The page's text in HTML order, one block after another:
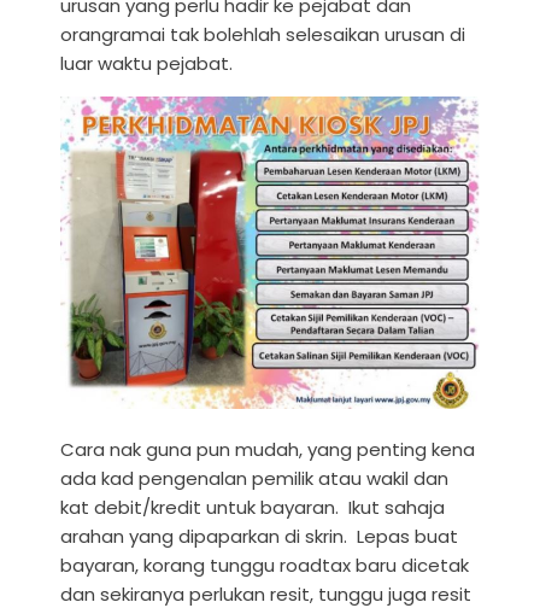
orangramai tak bolehlah selesaikan urusan di
luar waktu pejabat.
Cara nak guna pun mudah, yang penting kena
ada kad pengenalan pemilik atau wakil dan
kat debit/kredit untuk bayaran. Ikut sahaja
arahan yang dipaparkan di skrin. Lepas buat
bayaran, korang tunggu roadtax baru dicetak
dan sekiranya perlukan resit, tunggu juga resit